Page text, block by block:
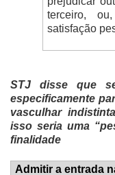
terceiro,
satisfação
STJ disse que
especificamente
vasculhar
isso seria uma
finalidade
Admitir a entrada